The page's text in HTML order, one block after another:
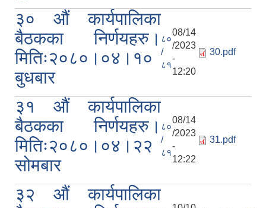
३० औं कार्यपालिका
बैठकका निर्णयहरु।
मितिः२०८०।०४।१०
बुधबार
८०
/
८१
08/14
/2023
-
12:20
30.pdf
३१ औं कार्यपालिका
बैठकका निर्णयहरु।
मितिः२०८०।०४।२२
सोमबार
८०
/
८१
08/14
/2023
-
12:22
31.pdf
३२ औं कार्यपालिका